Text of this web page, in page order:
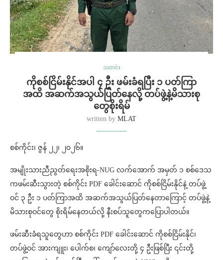
သတင်း
ကိုစစ်ငြိမ်းနိုင်အပါ ၄ ဦး ဖမ်းခံရပြီး ၁ ပတ်ကြာ
အထိ အဆက်အသွယ်ပြတ်နေလို့ တပ်ဖွဲ့နဲ့မိသားစု
တွေစိုးရိမ်
written by MLAT
စစ်ကိုင်း၊ ဇွန် ၂၂၊ ၂၀၂၆။
အမျိုးသားညီညွတ်ရေးအစိုးရ-NUG လက်အောက် အမှတ် ၁ စစ်ဒေသ
ကဖမ်းဆီးသွားတဲ့ စစ်ကိုင်း PDF ခေါင်းဆောင် ကိုစစ်ငြိမ်းနိုင်နဲ့ တပ်ဖွဲ့
ဝင် ၃‌‌ ဦး ၁ ပတ်ကြာအထိ အဆက်အသွယ်ပြတ်နေတာကြောင့် တပ်ဖွဲ့နဲ့
မိသားစုဝင်တွေ စိုးရိမ်နေတယ်လို့ နီးစပ်သူတွေကပြောပါတယ်။
ဖမ်းဆီးခံရသူတွေဟာ စစ်ကိုင်း PDF ခေါင်းဆောင် ကိုစစ်ငြိမ်းနိုင်၊
တပ်ဖွဲ့ဝင် အားကျူး၊ ပေါက်စ၊ ကျော်လေးတို့ ၄ ဦးဖြစ်ပြီး ၎င်းတို့